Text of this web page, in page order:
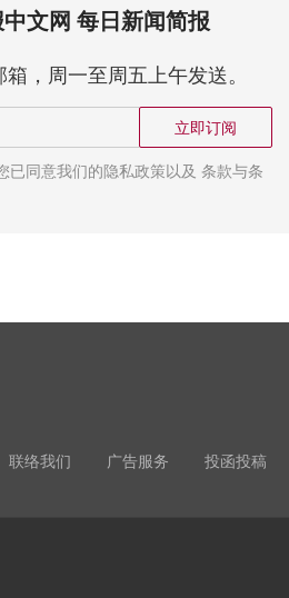
文网 每日新闻简报
，周一至周五上午发送。
立即订阅
已同意我们的隐私政策以及 条款与条
联络我们 广告服务 投函投稿